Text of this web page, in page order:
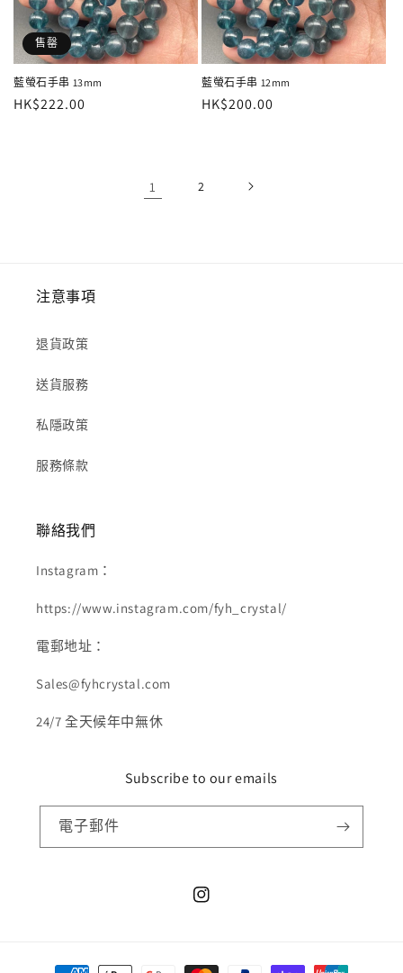
售罄
藍螢石手串 13mm
定
HK$222.00
藍螢石手串 12mm
定
HK$200.00
1 2
注意事項
退貨政策
送貨服務
私隱政策
服務條款
聯絡我們
Instagram：
https://www.instagram.com/fyh_crystal/
電郵地址：
Sales@fyhcrystal.com
24/7 全天候年中無休
Subscribe to our emails
電子郵件
Instagram